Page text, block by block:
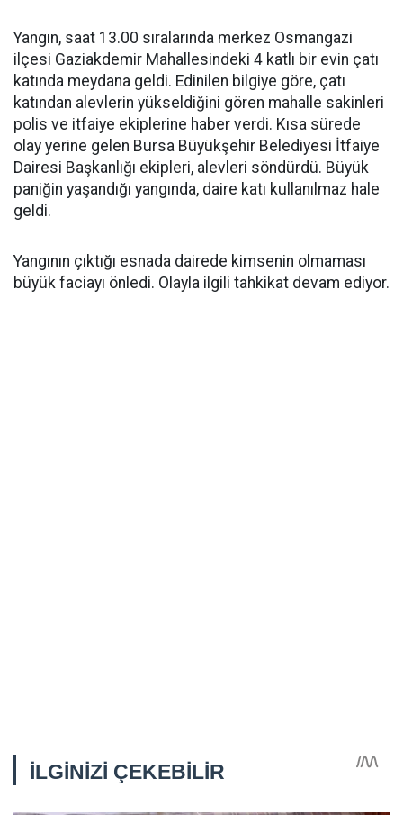
Yangın, saat 13.00 sıralarında merkez Osmangazi
ilçesi Gaziakdemir Mahallesindeki 4 katlı bir evin çatı
katında meydana geldi. Edinilen bilgiye göre, çatı
katından alevlerin yükseldiğini gören mahalle sakinleri
polis ve itfaiye ekiplerine haber verdi. Kısa sürede
olay yerine gelen Bursa Büyükşehir Belediyesi İtfaiye
Dairesi Başkanlığı ekipleri, alevleri söndürdü. Büyük
paniğin yaşandığı yangında, daire katı kullanılmaz hale
geldi.
Yangının çıktığı esnada dairede kimsenin olmaması
büyük faciayı önledi. Olayla ilgili tahkikat devam ediyor.